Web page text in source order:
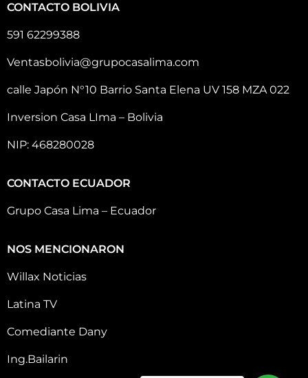
CONTACTO BOLIVIA
591 62299388
Ventasbolivia@grupocasalima.com
calle Japón N°10 Barrio Santa Elena UV 158 MZA 022
Inversion Casa LIma – Bolivia
NIP: 468280028
CONTACTO ECUADOR
Grupo Casa Lima – Ecuador
NOS MENCIONARON
Willax Noticias
Latina TV
Comediante Dany
Ing.Bailarin